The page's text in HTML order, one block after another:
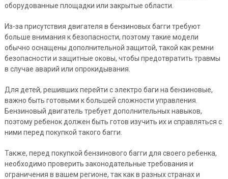
оборудованные площадки или закрытые области.
Из-за присутствия двигателя в бензиновых багги требуют
больше внимания к безопасности, поэтому такие модели
обычно оснащены дополнительной защитой, такой как ремни
безопасности и защитные оковы, чтобы предотвратить травмы
в случае аварий или опрокидывания.
Для детей, решивших перейти с электро баги на бензиновые,
важно быть готовыми к большей сложности управления.
Бензиновый двигатель требует дополнительных навыков,
поэтому ребенок должен быть готов изучить их и справляться с
ними перед покупкой такого багги.
Также, перед покупкой бензинового багги для своего ребенка,
необходимо проверить законодательные требования и
ограничения в вашем регионе, так как в разных странах и